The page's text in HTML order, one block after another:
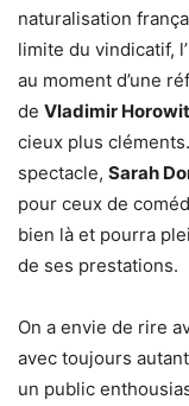
naturalisation
limite du vindicatif,
au moment d’une
de Vladimir
cieux plus
spectacle, Sarah
pour ceux de
bien là et pourra
de ses prestations.
On a envie de rire
avec toujours
un public